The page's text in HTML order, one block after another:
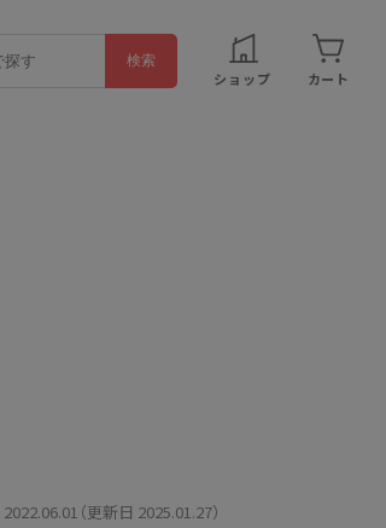
ショップ カート
2022.06.01（更新日 2025.01.27）